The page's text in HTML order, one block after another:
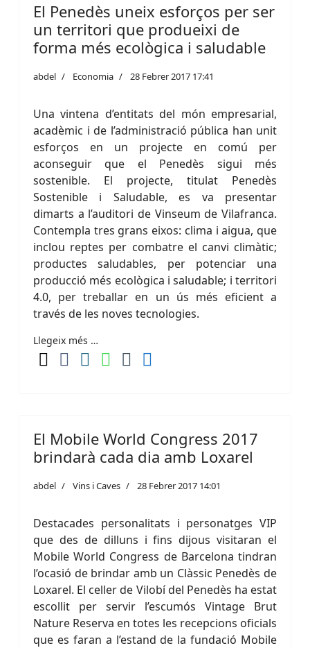
El Penedès uneix esforços per ser
un territori que produeixi de
forma més ecològica i saludable
abdel Economia 28 Febrer 2017 17:41
Una vintena d’entitats del món empresarial,
acadèmic i de l’administració pública han unit
esforços en un projecte en comú per
aconseguir que el Penedès sigui més
sostenible. El projecte, titulat Penedès
Sostenible i Saludable, es va presentar
dimarts a l’auditori de Vinseum de Vilafranca.
Contempla tres grans eixos: clima i aigua, que
inclou reptes per combatre el canvi climàtic;
productes saludables, per potenciar una
producció més ecològica i saludable; i territori
4.0, per treballar en un ús més eficient a
través de les noves tecnologies.
Llegeix més …
El Mobile World Congress 2017
brindarà cada dia amb Loxarel
abdel Vins i Caves 28 Febrer 2017 14:01
Destacades personalitats i personatges VIP
que des de dilluns i fins dijous visitaran el
Mobile World Congress de Barcelona tindran
l’ocasió de brindar amb un Clàssic Penedès de
Loxarel. El celler de Vilobí del Penedès ha estat
escollit per servir l’escumós Vintage Brut
Nature Reserva en totes les recepcions oficials
que es faran a l’estand de la fundació Mobile